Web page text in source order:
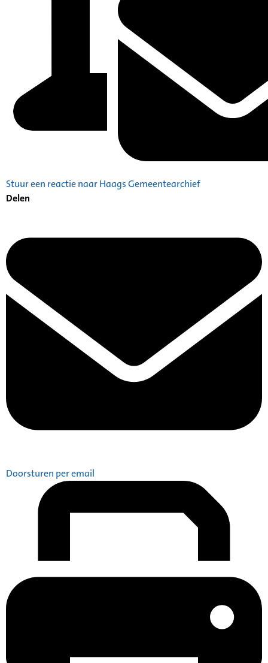
Stuur een reactie naar Haags Gemeentearchief
Delen
Doorsturen per email